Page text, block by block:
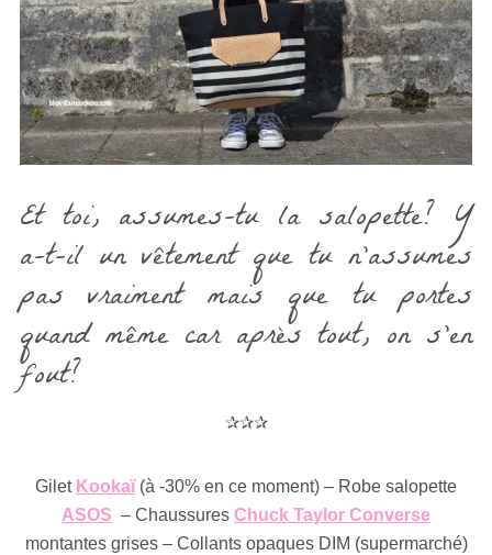
Et toi, assumes-tu la salopette? Y
a-t-il un vêtement que tu n’assumes
pas vraiment mais que tu portes
quand même car après tout, on s’en
fout?
✰✰✰
Gilet Kookaï(à -30% en ce moment) – Robe salopette
ASOS – Chaussures Chuck Taylor Converse
montantes grises – Collants opaques DIM (supermarché)